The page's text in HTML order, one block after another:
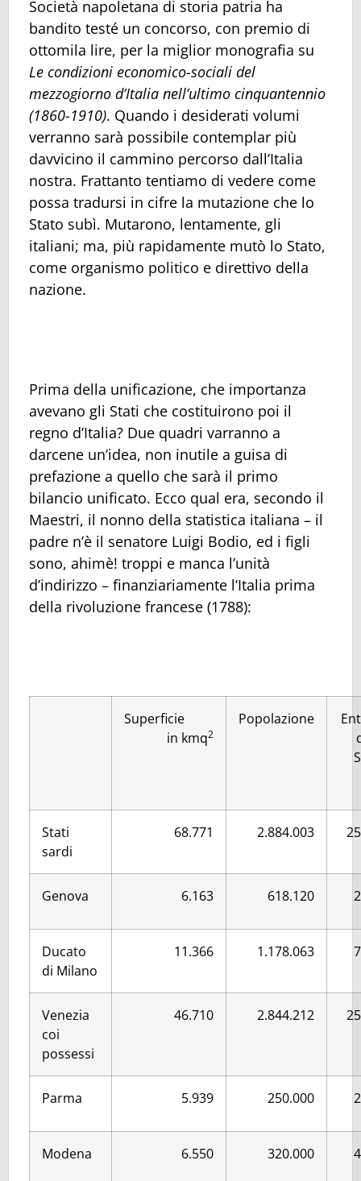
Società napoletana di storia patria ha
bandito testé un concorso, con premio di
ottomila lire, per la miglior monografia su
Le condizioni economico-sociali del
mezzogiorno d’Italia nell’ultimo cinquantennio
(1860-1910). Quando i desiderati volumi
verranno sarà possibile contemplar più
davvicino il cammino percorso dall’Italia
nostra. Frattanto tentiamo di vedere come
possa tradursi in cifre la mutazione che lo
Stato subì. Mutarono, lentamente, gli
italiani; ma, più rapidamente mutò lo Stato,
come organismo politico e direttivo della
nazione.
Prima della unificazione, che importanza
avevano gli Stati che costituirono poi il
regno d’Italia? Due quadri varranno a
darcene un’idea, non inutile a guisa di
prefazione a quello che sarà il primo
bilancio unificato. Ecco qual era, secondo il
Maestri, il nonno della statistica italiana – il
padre n’è il senatore Luigi Bodio, ed i figli
sono, ahimè! troppi e manca l’unità
d’indirizzo – finanziariamente l’Italia prima
della rivoluzione francese (1788):
Superficie
in kmq2
Popolazione
Stati
sardi
68.771 2.884.003
Genova 6.163 618.120
Ducato
di Milano
11.366 1.178.063
Venezia
coi
possessi
46.710 2.844.212
Parma 5.939 250.000
Modena 6.550 320.000